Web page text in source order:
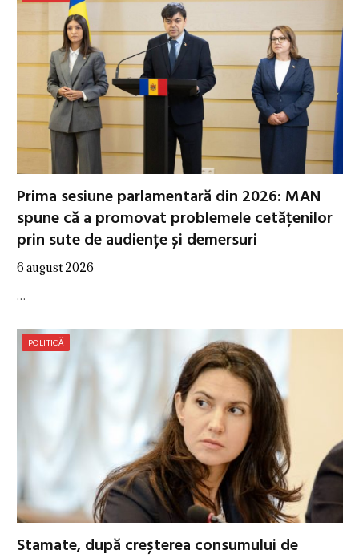
Prima sesiune parlamentară din 2026: MAN
spune că a promovat problemele cetățenilor
prin sute de audiențe și demersuri
6 august 2026
…
POLITICĂ
Stamate, după creșterea consumului de